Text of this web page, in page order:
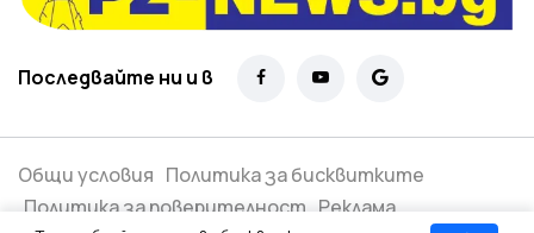
Последвайте ни и в
Общи условия Политика за бисквитките
Политика за поверителност Реклама